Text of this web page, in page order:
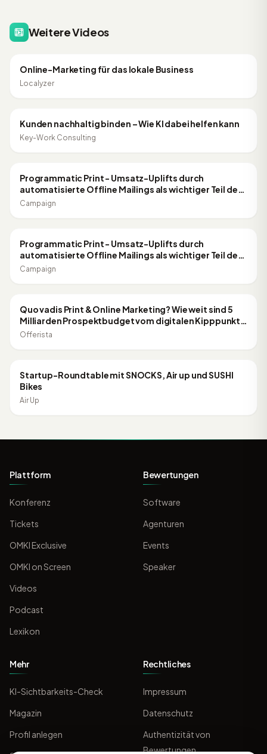
Weitere Videos
ONLINE MARKETING
Online-Marketing für das lokale Business
Localyzer
37:40
ONLINE MARKETING
Kunden nachhaltig binden – Wie KI dabei helfen kann
Key-Work Consulting
38:15
ONLINE MARKETING
Programmatic Print - Umsatz-Uplifts durch
automatisierte Offline Mailings als wichtiger Teil der
CRM-Kommunikation
Campaign
57:00
ONLINE MARKETING
Programmatic Print - Umsatz-Uplifts durch
automatisierte Offline Mailings als wichtiger Teil der
CRM-Kommunikation
Campaign
31:24
ONLINE MARKETING
Quo vadis Print & Online Marketing? Wie weit sind 5
Milliarden Prospektbudget vom digitalen Kipppunkt
entfernt?
Offerista
1:00:37
ONLINE MARKETING
Startup-Roundtable mit SNOCKS, Air up und SUSHI
Bikes
Air Up
Plattform
Konferenz
Tickets
OMKI Exclusive
OMKI on Screen
Videos
Podcast
Lexikon
Bewertungen
Software
Agenturen
Events
Speaker
Mehr
KI-Sichtbarkeits-Check
Magazin
Profil anlegen
Rechtliches
Impressum
Datenschutz
Authentizität von
Bewertungen